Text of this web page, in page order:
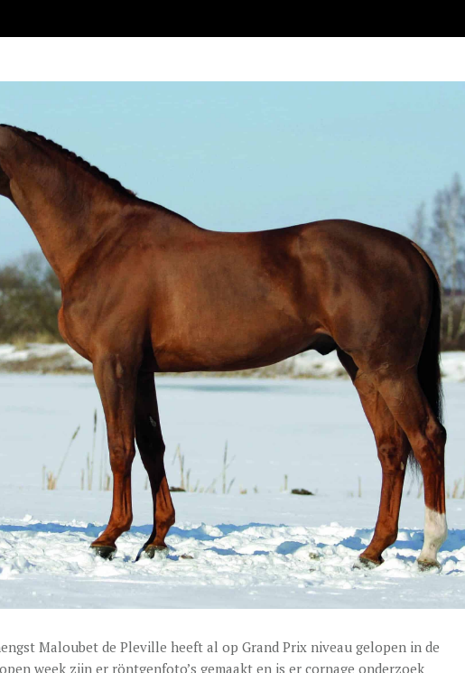
Maloubet de Pleville heeft al op Grand Prix niveau gelopen in de
week zijn er röntgenfoto’s gemaakt en is er cornage onderzoek